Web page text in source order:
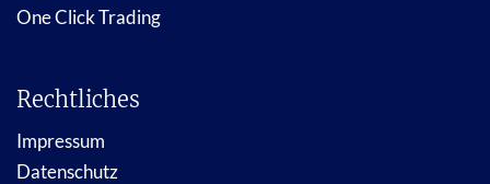
One Click Trading
Rechtliches
Impressum
Datenschutz